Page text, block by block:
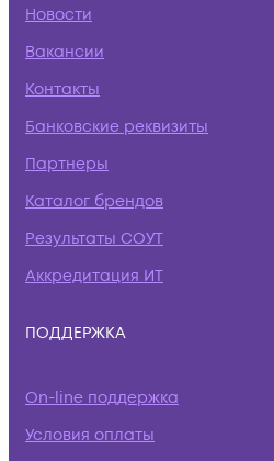
Новости
Вакансии
Контакты
Банковские реквизиты
Партнеры
Каталог брендов
Результаты СОУТ
Аккредитация ИТ
ПОДДЕРЖКА
On-line поддержка
Условия оплаты